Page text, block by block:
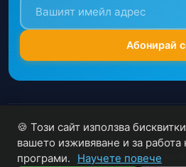
Абонирай
Цените са ориентировъчни и могат
информационен сайт и не
резервации. Всички търговски
🍪 Този сайт използва
вашето изживяване и за работа
програми.
Научете повече